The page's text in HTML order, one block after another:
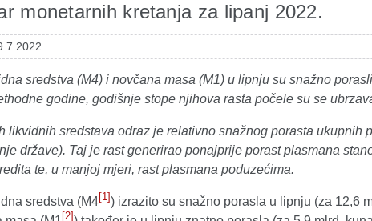
monetarnih kretanja za lipanj 2022.
sredstva (M4) i novčana masa (M1) u lipnju su snažno
godine, godišnje stope njihova rasta počele su se
likvidnih sredstava odraz je relativno snažnog porasta ukupnih
države). Taj je rast generirao ponajprije porast plasmana
te, u manjoj mjeri, rast plasmana poduzećima.
sredstva (M4[1]) izrazito su snažno porasla u lipnju (za 12,6
[2]